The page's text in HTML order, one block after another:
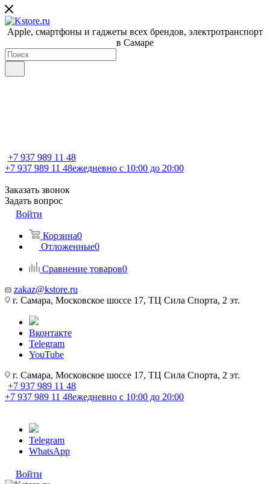
Apple, cмартфоны и гаджеты всех брендов, электротранспорт
в Самаре
+7 937 989 11 48
+7 937 989 11 48ежедневно с 10:00 до 20:00
Заказать звонок
Задать вопрос
Войти
Корзина0
Отложенные0
Сравнение товаров0
zakaz@kstore.ru
г. Самара, Московское шоссе 17, ТЦ Сила Спорта, 2 эт.
Вконтакте
Telegram
YouTube
г. Самара, Московское шоссе 17, ТЦ Сила Спорта, 2 эт.
+7 937 989 11 48
+7 937 989 11 48ежедневно с 10:00 до 20:00
Telegram
WhatsApp
Войти